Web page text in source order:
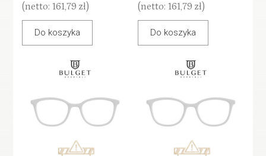
(netto:161,79 zł)
Do koszyka
(netto: 161,79 zł)
Do koszyka